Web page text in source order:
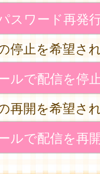
スワード再発
停止を希望さ
ルで配信を停
再開を希望さ
ルで配信を再